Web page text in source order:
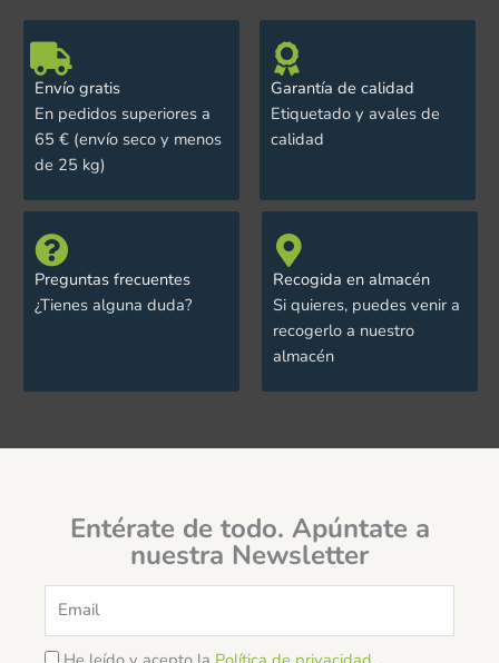
Envío gratis
En pedidos superiores a
65 € (envío seco y menos
de 25 kg)
Garantía de calidad
Etiquetado y avales de
calidad
Preguntas frecuentes
¿Tienes alguna duda?
Recogida en almacén
Si quieres, puedes venir a
recogerlo a nuestro
almacén
Entérate de todo. Apúntate a
nuestra Newsletter